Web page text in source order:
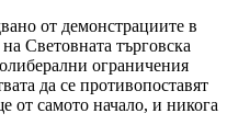
от демонстрациите в
Световната търговска
ограничения
да се противопоставят
от самото начало, и никога